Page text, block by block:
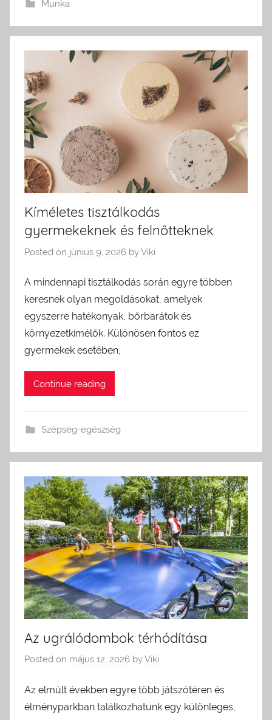
Munka
Kíméletes tisztálkodás
gyermekeknek és felnőtteknek
Posted on június 9, 2026 byViki
A mindennapi tisztálkodás során egyre többen
keresnek olyan megoldásokat, amelyek
egyszerre hatékonyak, bőrbarátok és
környezetkímélők. Különösen fontos ez
gyermekek esetében,
Continue reading
Szépség-egészség
Az ugrálódombok térhódítása
Posted on május 12, 2026 byViki
Az elmúlt években egyre több játszótéren és
élményparkban találkozhatunk egy különleges,